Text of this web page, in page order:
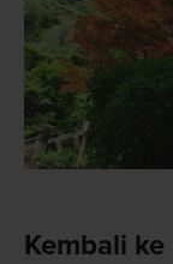
Kembali